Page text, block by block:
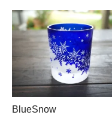
BlueSnow